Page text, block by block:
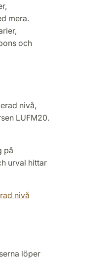
mera.
och
nivå,
LUFM20.
på
urval hittar
nivå
löper